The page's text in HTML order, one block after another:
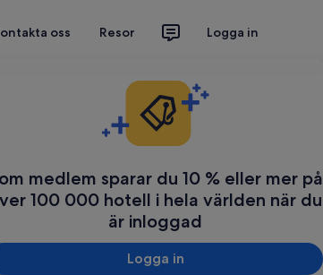
oss Resor Logga in
medlem sparar du 10 % eller mer på
100 000 hotell i hela världen när du
är inloggad
Logga in